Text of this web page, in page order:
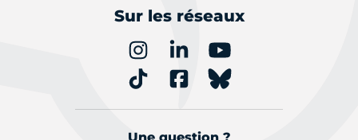
Sur les réseaux